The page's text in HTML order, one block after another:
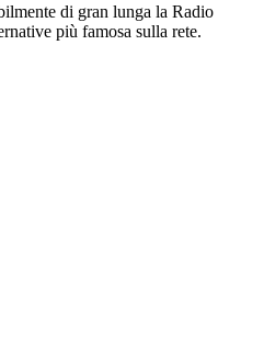
di gran lunga la Radio
più famosa sulla rete.